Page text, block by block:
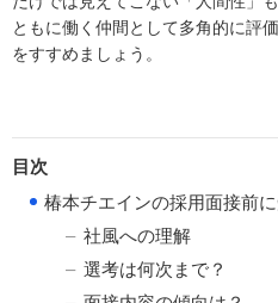
ともに働く仲間として多角的に評
をすすめましょう。
目次
● 椿本チエインの採用面接前
社風への理解
選考は何次まで？